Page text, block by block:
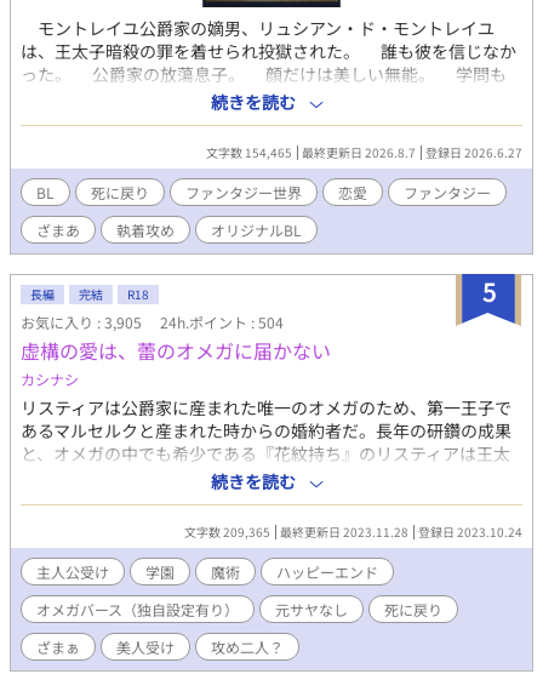
モントレイユ公爵家の嫡男、リュシアン・ド・モントレイユ
は、王太子暗殺の罪を着せられ投獄された。 誰も彼を信じなか
った。 公爵家の放蕩息子。 顔だけは美しい無能。 学問も
剣も魔法も身につけられない落ちこぼれ。 そう呼ばれ続けてき
た彼に味方はいなかった。 唯一信じていた義母マルグリットで
すら、最後には彼を見捨てる。 ――いや、違う。 王太子殺害
の真犯人を操っていた張本人こそ、聖女と称えられる義母だっ
た。 獄中でその事実を義母本人に知らされたリュシアンは、絶
望の中で息絶える。 だが次の瞬間、目を覚ますとそこは数年前
のモントレイユ公爵家だった。 死に戻った。 今度こそ冤罪を
回避し、生き延びる。 そのためには、義母の策略を暴かなけれ
ばならない。 そしてもう一人。 義母に利用され、王太子暗殺
の実行犯に仕立て上げられる森人の青年――ヴァル。 一度目の
人生では、結果的に自分を死へ追いやった男。 だが、その裏で
彼もまた義母の犠牲者だった。 破滅の未来を知るリュシアン
は、誰よりも早く彼を救い出そうとする。 無能と蔑まれた公爵
令息と、利用されるはずだった森人の青年。 ――今度こそ、誰
にも人生を奪わせない。 ※表紙はフリー素材を使用させていただ
いています。
続きを読む
文字数 154,465 最終更新日 2026.8.7 登録日 2026.6.27
BL 死に戻り ファンタジー世界 恋愛
ファンタジー
ざまあ
執着攻め オリジナルBL
5
長編 完結 R18
お気に入り : 3,905 24h.ポイント : 504
虚構の愛は、蕾のオメガに届かない
カシナシ
リスティアは公爵家に産まれた唯一のオメガのため、第一王子で
あるマルセルクと産まれた時からの婚約者だ。長年の研鑽の成果
と、オメガの中でも希少である『花紋持ち』のリスティアは王太
子妃として相応しく、反対意見など皆無なまま、今日、晴れて夫
婦となった。 王太子となったマルセルクとは、相思相愛。 彼には
フィルという、これも花紋持ちオメガである男爵令息の愛妾がい
るが、アルファ性の強い王子には必要な事。 承知の上で結婚し
た、つもりだった。 初夜から段々と距離を置かれていく。リステ
ィアは自分に言い聞かせるように奮闘するものの、全く効果はな
く、追い詰められ、ついには自死してしまう。 やっと楽になれた
と思いきや、目を開ければ学園時代にまで遡っていた――――。
女性向けHotランキング最高位４位、頂きました。沢山の閲覧、
続きを読む
文字数 209,365 最終更新日 2023.11.28 登録日 2023.10.24
主人公受け 学園 魔術
ハッピーエンド
オメガバース（独自設定有り）
元サヤなし
死に戻り
ざまぁ
美人受け 攻め二人？